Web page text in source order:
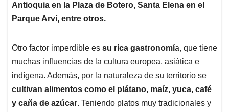
Antioquia en la Plaza de Botero, Santa Elena en el
Parque Arví, entre otros.
Otro factor imperdible es su rica gastronomía, que tiene
muchas influencias de la cultura europea, asiática e
indígena. Además, por la naturaleza de su territorio se
cultivan alimentos como el plátano, maíz, yuca, café
y caña de azúcar. Teniendo platos muy tradicionales y